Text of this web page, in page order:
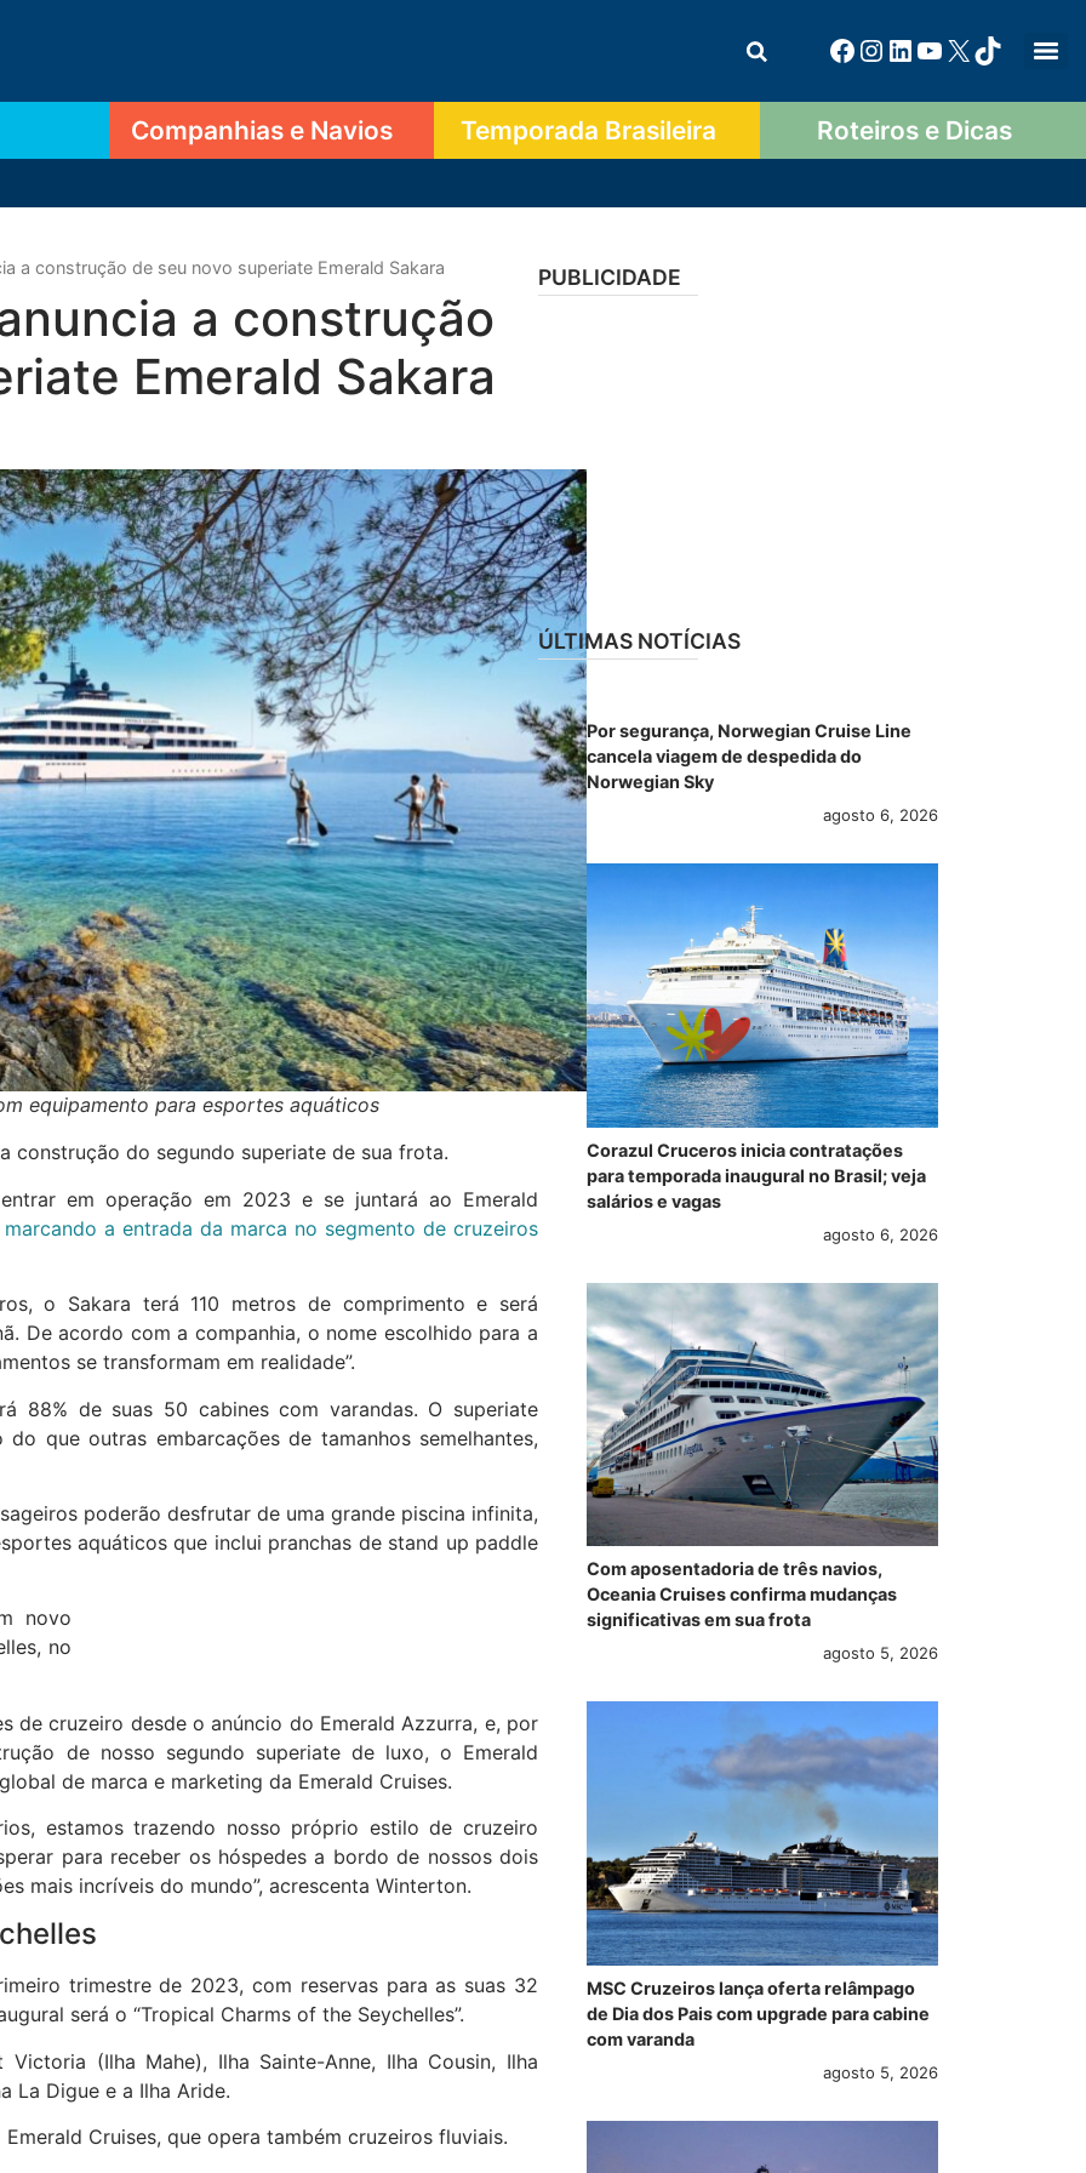
Companhias e Navios Temporada Brasileira Roteiros e Dicas
a construção de seu novo superiate Emerald Sakara
a construção
Emerald Sakara
equipamento para esportes aquáticos
construção do segundo superiate de sua frota.
em operação em 2023 e se juntará ao Emerald
a entrada da marca no segmento de cruzeiros
o Sakara terá 110 metros de comprimento e será
De acordo com a companhia, o nome escolhido para a
se transformam em realidade”.
88% de suas 50 cabines com varandas. O superiate
que outras embarcações de tamanhos semelhantes,
poderão desfrutar de uma grande piscina infinita,
aquáticos que inclui pranchas de stand up paddle
novo
no
de cruzeiro desde o anúncio do Emerald Azzurra, e, por
de nosso segundo superiate de luxo, o Emerald
de marca e marketing da Emerald Cruises.
estamos trazendo nosso próprio estilo de cruzeiro
para receber os hóspedes a bordo de nossos dois
mais incríveis do mundo”, acrescenta Winterton.
trimestre de 2023, com reservas para as suas 32
será o “Tropical Charms of the Seychelles”.
(Ilha Mahe), Ilha Sainte-Anne, Ilha Cousin, Ilha
La Digue e a Ilha Aride.
Cruises, que opera também cruzeiros fluviais.
PUBLICIDADE
ÚLTIMAS NOTÍCIAS
Por segurança, Norwegian Cruise Line
cancela viagem de despedida do
Norwegian Sky
agosto 6, 2026
Corazul Cruceros inicia contratações
para temporada inaugural no Brasil; veja
salários e vagas
agosto 6, 2026
Com aposentadoria de três navios,
Oceania Cruises confirma mudanças
significativas em sua frota
agosto 5, 2026
MSC Cruzeiros lança oferta relâmpago
de Dia dos Pais com upgrade para cabine
com varanda
agosto 5, 2026